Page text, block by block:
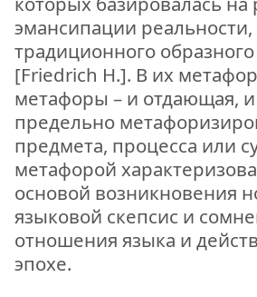
эмансипации реальности,
традиционного
[Friedrich H.]. В их
метафоры – и отдающая,
предельно
предмета, процесса или
метафорой
основой возникновения
языковой скепсис и
отношения языка и
эпохе.